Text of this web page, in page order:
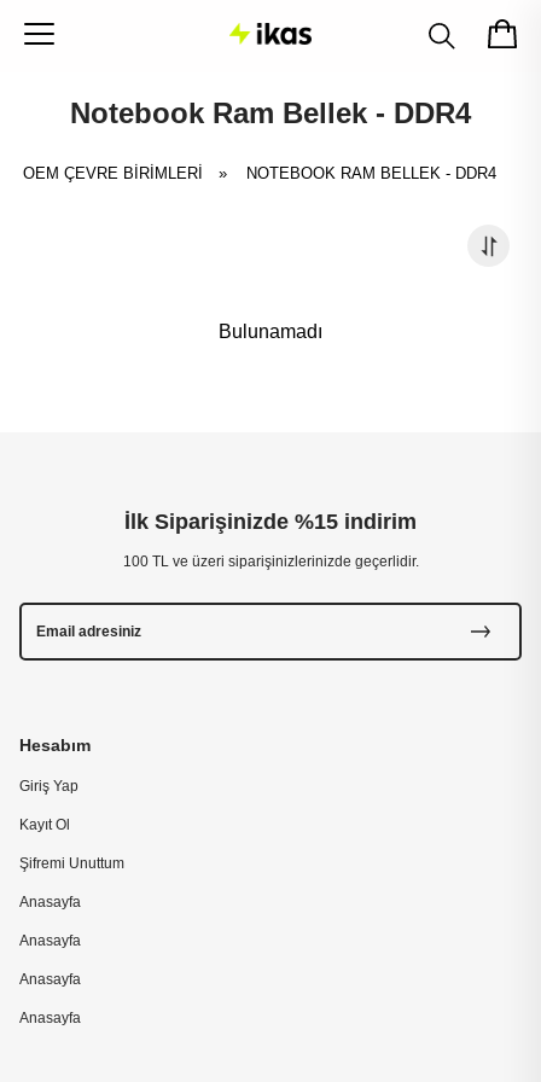
Notebook Ram Bellek - DDR4
OEM ÇEVRE BİRİMLERİ » NOTEBOOK RAM BELLEK - DDR4
Bulunamadı
Hesabım
Giriş Yap
Kayıt Ol
Şifremi Unuttum
Anasayfa
Anasayfa
Anasayfa
Anasayfa
İlk Siparişinizde %15 indirim
100 TL ve üzeri siparişinizlerinizde geçerlidir.